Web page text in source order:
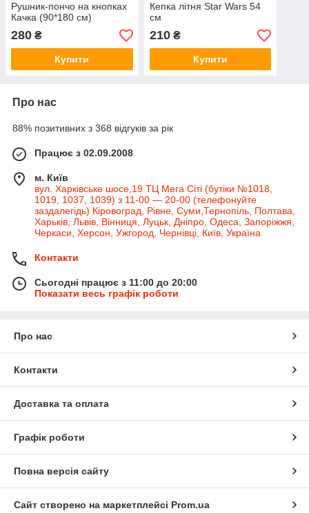
Рушник-пончо на кнопках
Качка (90*180 см)
280 ₴
Купити
Кепка літня Star Wars 54
см
210₴
Купити
Про нас
88% позитивних з 368 відгуків за рік
Працює з 02.09.2008
м. Київ
вул. Харківське шосе,19 ТЦ Мега Сіті (бутіки №1018,
1019, 1037, 1039) з 11-00 — 20-00 (телефонуйте
заздалегідь) Кіровоград, Рівне, Суми,Тернопіль, Полтава,
Харьків, Львів, Вінниця, Луцьк, Дніпро, Одеса, Запоріжжя,
Черкаси, Херсон, Ужгород, Чернівці, Київ, Україна
Контакти
Сьогодні працює з 11:00 до 20:00
Показати весь графік роботи
Про нас
Контакти
Доставка та оплата
Графік роботи
Повна версія сайту
Сайт створено на маркетплейсі Prom.ua